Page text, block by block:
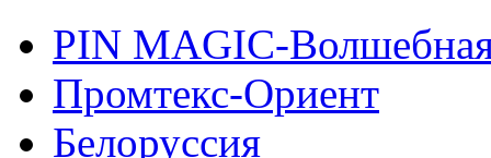
PIN MAGIС-
Промтекс-Ориент
Белоруссия